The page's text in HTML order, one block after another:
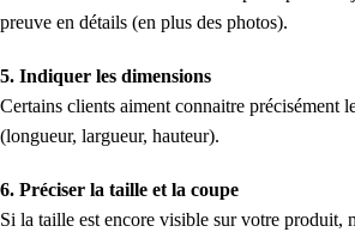
preuve en détails (en plus des photos).
5. Indiquer les dimensions
Certains clients aiment connaitre précisément
(longueur, largueur, hauteur).
6. Préciser la taille et la coupe
Si la taille est encore visible sur votre produit,